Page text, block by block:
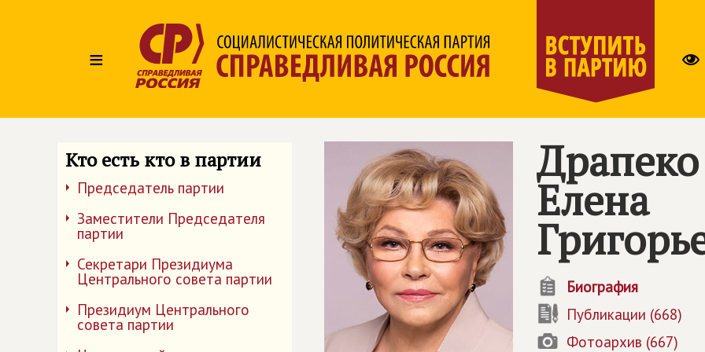
≡
Кто есть кто в партии
Председатель партии
Заместители Председателя
партии
Секретари Президиума
Центрального совета партии
Президиум Центрального
совета партии
Драпеко
Елена
Биография
Публикации (668)
Фотоархив (667)